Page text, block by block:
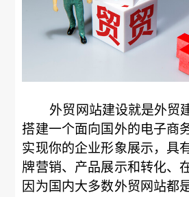
外贸网站建设就是外贸
搭建一个面向国外的电子商
实现你的企业形象展示，具
牌营销、产品展示和转化、
因为国内大多数外贸网站都